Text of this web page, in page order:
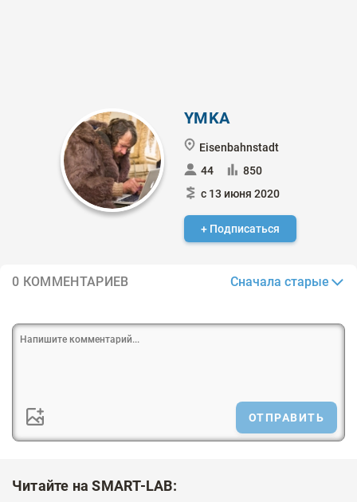
YMKA
Eisenbahnstadt
44
850
с 13 июня 2020
+ Подписаться
0 КОММЕНТАРИЕВ Сначала старые
ОТПРАВИТЬ
Читайте на SMART-LAB: